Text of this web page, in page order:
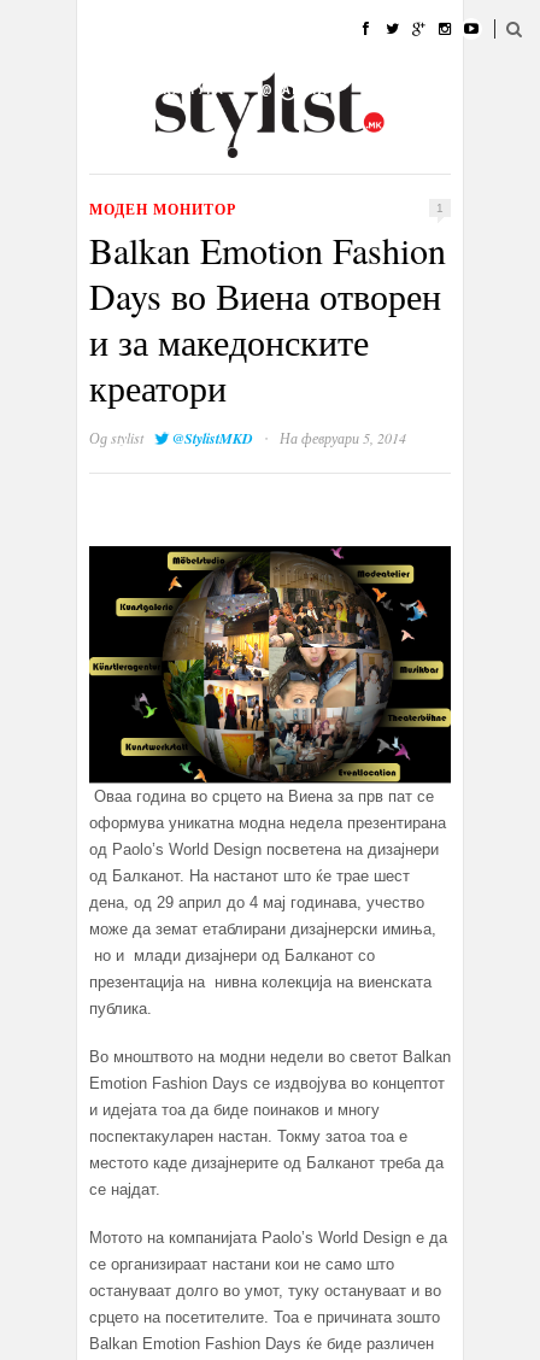
УБАВИНА
КУЛТУРА @РАБОТА
ИЗЛОГ
МОДЕН МОНИТОР 1
Balkan Emotion Fashion
Days во Виена отворен
и за македонските
креатори
Одstylist @StylistMKD · На февруари 5, 2014
Оваа година во срцето на Виена за прв пат се
оформува уникатна модна недела презентирана
од Paolo’s World Design посветена на дизајнери
од Балканот. На настанот што ќе трае шест
дена, од 29 април до 4 мај годинава, учество
може да земат етаблирани дизајнерски имиња,
но и млади дизајнери од Балканот со
презентaција на нивна колекција на виенската
публика.
Во мноштвото на модни недели во светот Balkan
Emotion Fashion Days се издвојува во концептот
и идејата тоа да биде поинаков и многу
поспектакуларен настан. Токму затоа тоа е
местото каде дизајнерите од Балканот треба да
се најдат.
Мотото на компанијата Paolo’s World Design e да
се организираат настани кои не само што
остануваат долго во умот, туку остануваат и во
срцето на посетителите. Тоа е причината зошто
Balkan Emotion Fashion Days ќе биде различен